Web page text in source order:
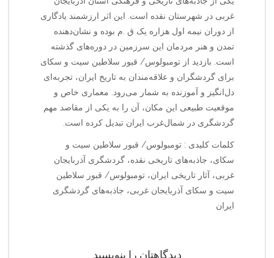
غربی در شهرستان نقده است. این اثر ارزشمند یادگاری
از دوران نیمه اول هزاره یک ق .م بوده و نشان‌دهنده
تمدن و هنر مردمان این سرزمین در دوره‌های گذشته
است. بازدید از تومبولوس/ قبور سلاطین سیت و سکای
برای گردشگران و علاقه‌مندان به تاریخ ایران، تجربه‌ای
دل‌انگیز و آموزنده به شمار می‌رود. معماری خاص و
موقعیت طبیعی این مکان، آن را به یکی از مقاصد مهم
گردشگری در شمال‌غرب ایران تبدیل کرده است.
کلمات کلیدی : تومبولوس/ قبور سلاطین سیت و
سکای، جاذبه‌های تاریخی نقده، گردشگری آذربایجان
غربی، آثار تاریخی ایران، تومبولوس/ قبور سلاطین
سیت و سکای آذربایجان غربی، جاذبه‌های گردشگری
ایران
دیدگاهتان را بنویسید